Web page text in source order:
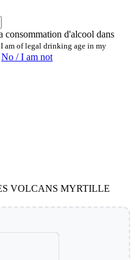
consommation d'alcool dans
am of legal drinking age in my
No / I am not
VOLCANS MYRTILLE